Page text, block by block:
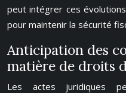
peut intégrer ces
pour maintenir la sécurité
Anticipation des
matière de droits
Les actes juridiques